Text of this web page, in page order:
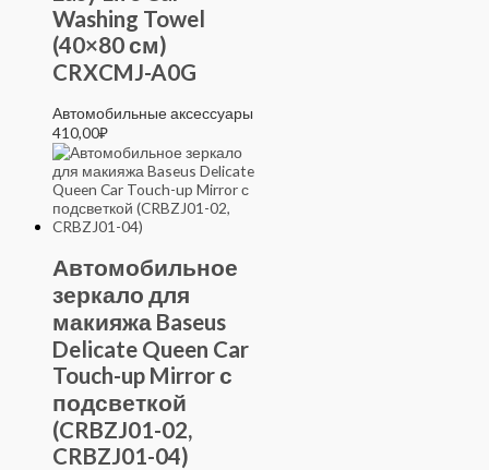
Washing Towel
(40×80 см)
CRXCMJ-A0G
Автомобильные аксессуары
410,00₽
Автомобильное
зеркало для
макияжа Baseus
Delicate Queen Car
Touch-up Mirror с
подсветкой
(CRBZJ01-02,
CRBZJ01-04)